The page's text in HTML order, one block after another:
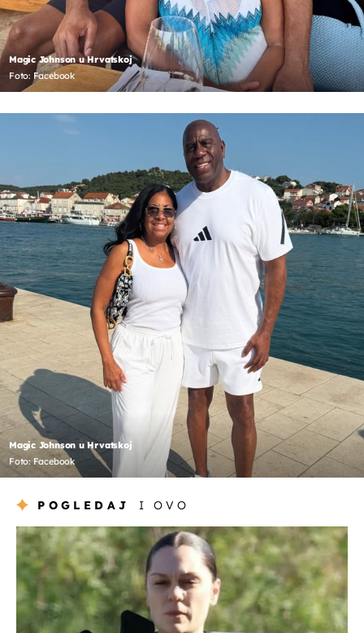
Magic Johnson u Hrvatskoj
Foto: Facebook
Magic Johnson u Hrvatskoj
Foto: Facebook
POGLEDAJ I OVO